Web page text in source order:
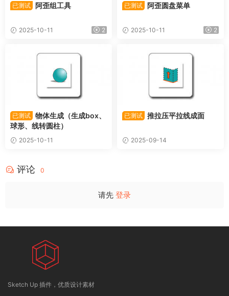
已测试 阿歪组工具
2025-10-11 2
已测试 阿歪圆盘菜单
2025-10-11 2
已测试 物体生成（生成box、
球形、线转圆柱）
2025-10-11
已测试 推拉压平拉线成面
2025-09-14
评论 0
请先 登录
Sketch Up 插件，优质设计素材